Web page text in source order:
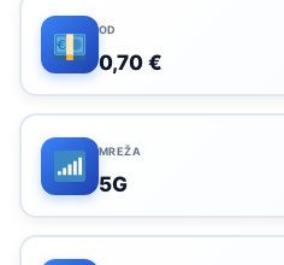
OD
0,70 €
MREŽA
5G